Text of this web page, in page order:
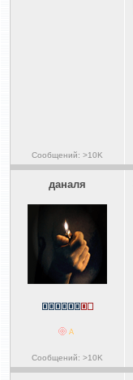
Сообщений: >10K
даналя
Сообщений: >10K